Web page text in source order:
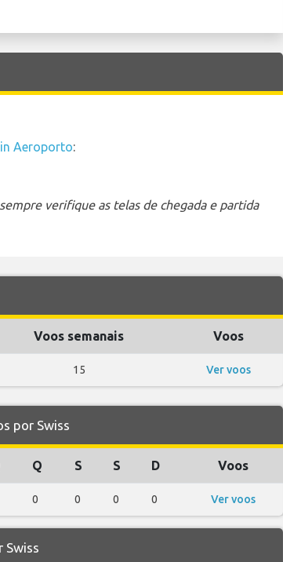
Aeroporto:
verifique as telas de chegada e partida
Voos semanais Voos
15 Ver voos
por Swiss
Q S S D Voos
0 0 0 0 Ver voos
Swiss